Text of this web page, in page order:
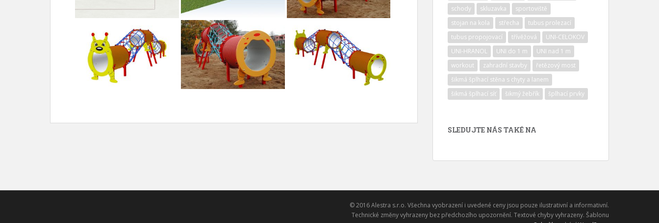
schody
skluzavka
sportoviště
stojan na kola
střecha
tubus prolezací
tubus propojovací
třívěžová
UNI-CELOKOV
UNI-HRANOL
UNI do 1 m
UNI nad 1 m
workout
zahradní stavby
řetězový most
šikmá šplhací stěna s chyty a lanem
šikmá šplhací síť
šikmý žebřík šplhací prvky
SLEDUJTE NÁS TAKÉ NA
© 2016 Alestra s.r.o. Všechna vyobrazení i uvedené ceny jsou pouze ilustrativní a informativní.
Technické změny vyhrazeny bez předchozího upozornění. Textové chyby vyhrazeny. Šablonu